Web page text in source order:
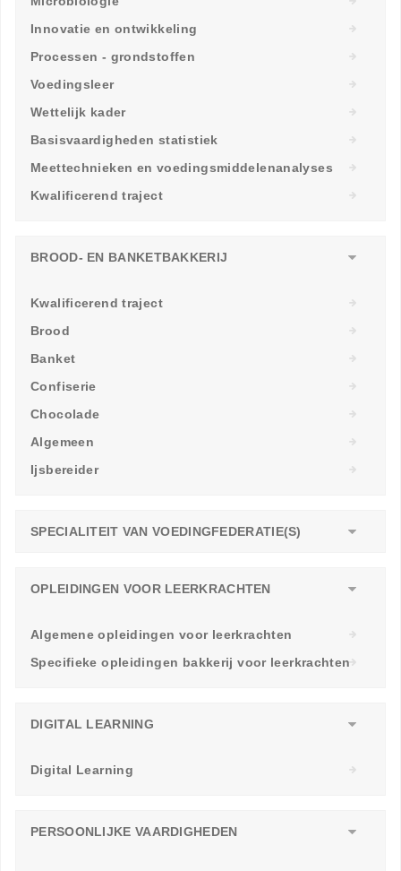
Innovatie en ontwikkeling
Processen - grondstoffen
Voedingsleer
Wettelijk kader
Basisvaardigheden statistiek
Meettechnieken en voedingsmiddelenanalyses
Kwalificerend traject
BROOD- EN BANKETBAKKERIJ
Kwalificerend traject
Brood
Banket
Confiserie
Chocolade
Algemeen
Ijsbereider
SPECIALITEIT VAN VOEDINGFEDERATIE(S)
OPLEIDINGEN VOOR LEERKRACHTEN
Algemene opleidingen voor leerkrachten
Specifieke opleidingen bakkerij voor leerkrachten
DIGITAL LEARNING
Digital Learning
PERSOONLIJKE VAARDIGHEDEN